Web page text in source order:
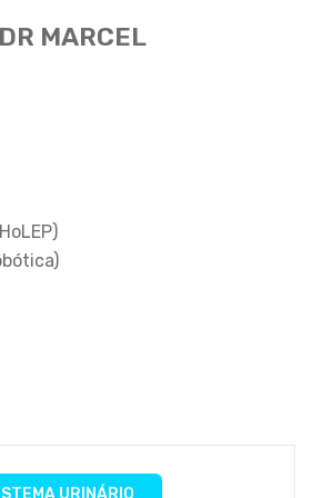
URINÁRIO